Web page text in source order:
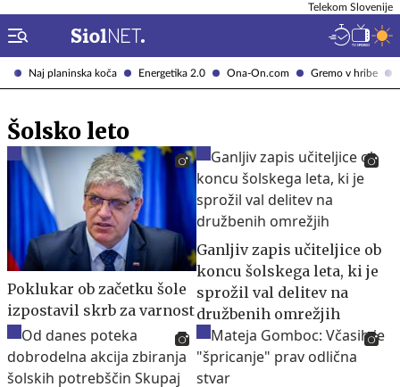
Naj planinska koča Energetika 2.0 Ona-On.com Gremo v hribe
Telekom Slovenije
Šolsko leto
Poklukar ob začetku šole
izpostavil skrb za varnost
Ganljiv zapis učiteljice ob
koncu šolskega leta, ki je
sprožil val delitev na
družbenih omrežjih